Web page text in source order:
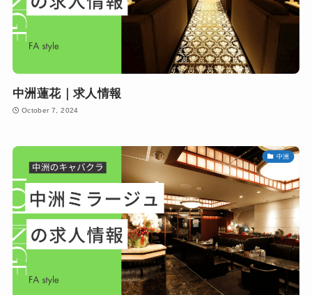
中洲蓮花｜求人情報
October 7, 2024
中洲